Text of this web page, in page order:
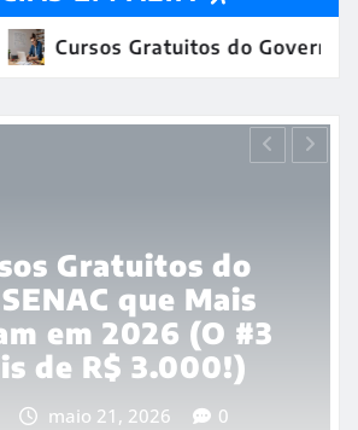
Cursos Gratuitos do Governo e
Gratuitos do
que Mais
em 2026 (O #3
de R$ 3.000!)
maio 21, 2026 0